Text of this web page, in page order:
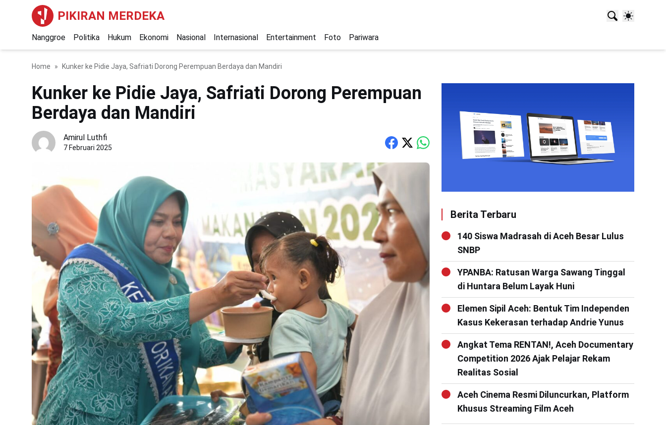
PIKIRAN MERDEKA
Nanggroe Politika Hukum Ekonomi Nasional Internasional Entertainment Foto Pariwara
Home Kunker ke Pidie Jaya, Safriati Dorong Perempuan Berdaya dan Mandiri
Kunker ke Pidie Jaya, Safriati Dorong Perempuan
Berdaya dan Mandiri
Amirul Luthfi
7 Februari 2025
Berita Terbaru
140 Siswa Madrasah di Aceh Besar Lulus
SNBP
YPANBA: Ratusan Warga Sawang Tinggal
di Huntara Belum Layak Huni
Elemen Sipil Aceh: Bentuk Tim Independen
Kasus Kekerasan terhadap Andrie Yunus
Angkat Tema RENTAN!, Aceh Documentary
Competition 2026 Ajak Pelajar Rekam
Realitas Sosial
Aceh Cinema Resmi Diluncurkan, Platform
Khusus Streaming Film Aceh